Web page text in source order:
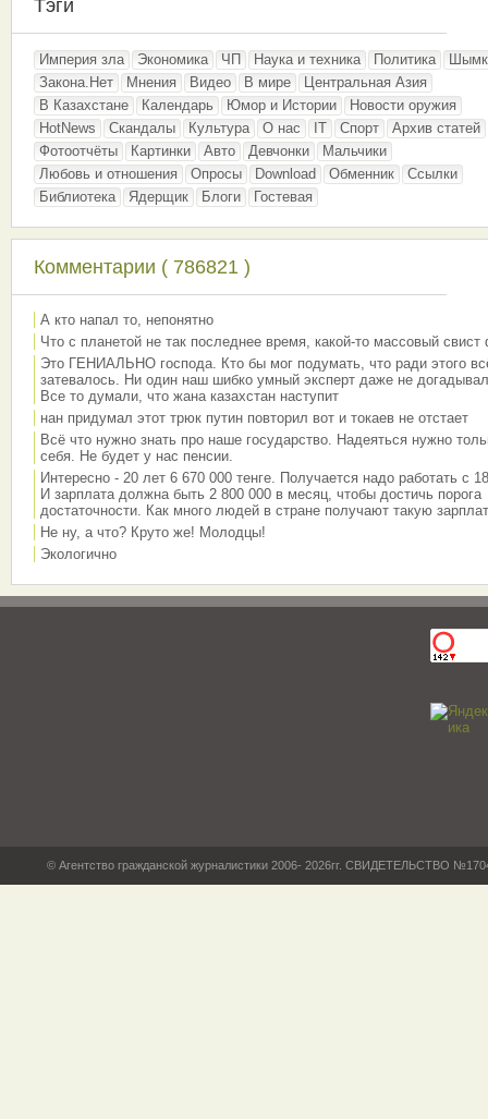
Тэги
Империя зла Экономика ЧП Наука и техника Политика
Закона.Нет
Мнения Видео В мире
Центральная Азия
В Казахстане
Календарь Юмор и Истории
Новости оружия
HotNews
Скандалы Культура О нас IT Спорт
Архив статей
Фотоотчёты
Картинки Авто Девчонки
Мальчики
Любовь и отношения
Опросы Download Обменник
Ссылки
Библиотека
Ядерщик Блоги Гостевая
Комментарии ( 786821 )
А кто напал то, непонятно
Что с планетой не так последнее время, какой-то массовый свист
Это ГЕНИАЛЬНО господа. Кто бы мог подумать, что ради этого
затевалось. Ни один наш шибко умный эксперт даже не
Все то думали, что жана казахстан наступит
нан придумал этот трюк путин повторил вот и токаев не отстает
Всё что нужно знать про наше государство. Надеяться нужно
себя. Не будет у нас пенсии.
Интересно - 20 лет 6 670 000 тенге. Получается надо работать с
И зарплата должна быть 2 800 000 в месяц, чтобы достичь порога
достаточности. Как много людей в стране получают такую
Не ну, а что? Круто же! Молодцы!
Экологично
© Агентство гражданской журналистики 2006- 2026гг. СВИДЕТЕЛЬСТВО